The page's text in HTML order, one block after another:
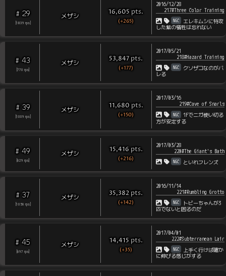
# 29
1839 rps
メザシ 16,605 pts.
(+265)
2016/12/28
217#Three Color Training
NGC
エレキムシに特攻
した紫の犠牲は忘れない
# 43
[770 rps
メザシ 53,847 pts.
(+177)
2017/05/21
218#Hazard Training
NGC
クソザコなのがバ
レる
# 39
1009 rps
メザシ 11,680 pts.
(+150)
2017/03/16
219#Cave of Snarls
NGC
1Fでニガ使い切る
方が安定する
# 49
[629 rps
メザシ 15,416 pts.
(+216)
2017/03/28
220#The Giant's Bath
NGC といれフレンズ
# 37
1056 rps
メザシ 35,382 pts.
(+142)
2016/11/14
221#Rumbling Grotto
NGC
トビーちゃんが3
匹でないと困るのだ
# 45
[697 rps
メザシ 14,415 pts.
(+35)
2017/04/01
222#Subterranean Lair
NGC
上手く行けば確か
に伸びる感じがする